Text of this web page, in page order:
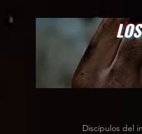
Discípulos del